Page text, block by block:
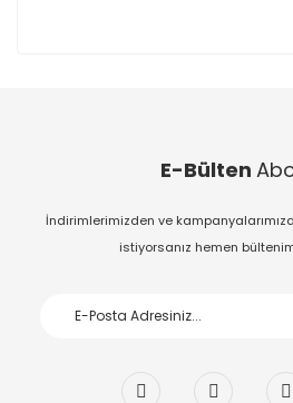
E-Bülten
İndirimlerimizden ve
istiyorsanız hemen